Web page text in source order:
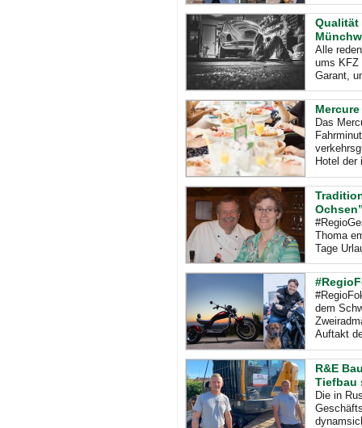
Qualität
Alle
ums KFZ
Garant,
Das
Hotel der
Thoma
Tage
dem
Auftakt
R&E
Tiefbau
Die in